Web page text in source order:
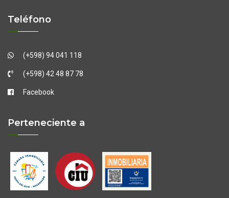
Teléfono
(+598) 94 041 118
(+598) 42 48 87 78
Facebook
Perteneciente a